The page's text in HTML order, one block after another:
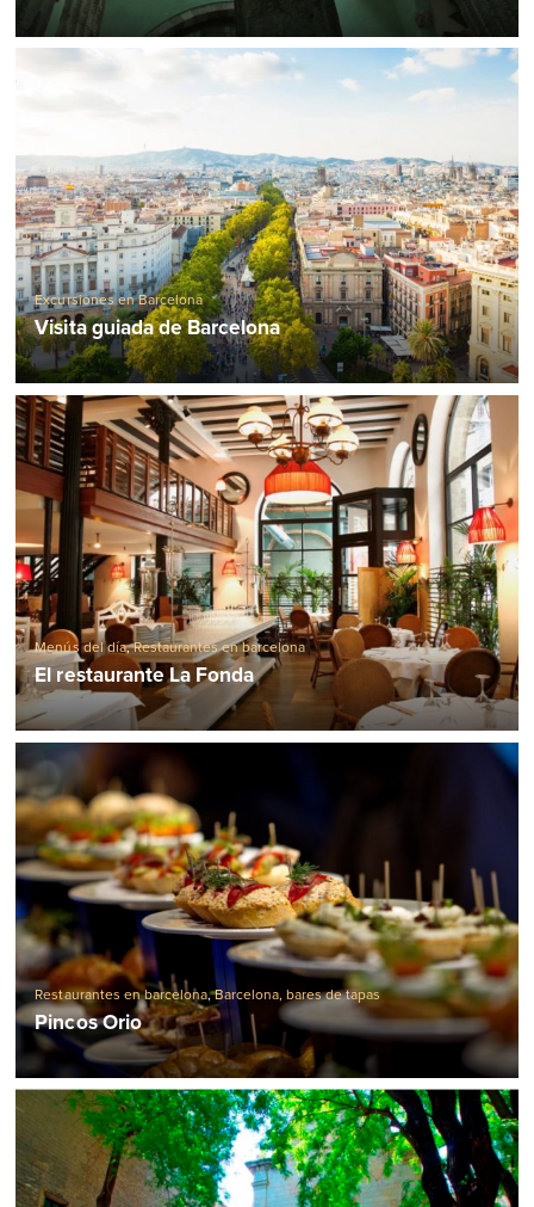
Excursiones en Barcelona
Visita guiada de Barcelona
Menús del día,Restaurantes en barcelona
El restaurante La Fonda
Restaurantes en barcelona,Barcelona, ​​bares de tapas
Pincos Orio